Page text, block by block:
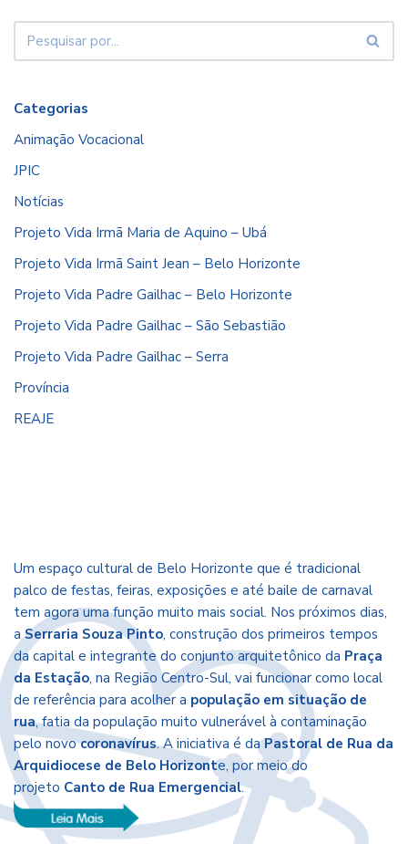
Categorias
Animação Vocacional
JPIC
Notícias
Projeto Vida Irmã Maria de Aquino – Ubá
Projeto Vida Irmã Saint Jean – Belo Horizonte
Projeto Vida Padre Gailhac – Belo Horizonte
Projeto Vida Padre Gailhac – São Sebastião
Projeto Vida Padre Gailhac – Serra
Província
REAJE
Um espaço cultural de Belo Horizonte que é tradicional
palco de festas, feiras, exposições e até baile de carnaval
tem agora uma função muito mais social. Nos próximos dias,
aSerraria Souza Pinto, construção dos primeiros tempos
da capital e integrante do conjunto arquitetônico da Praça
da Estação, na Região Centro-Sul, vai funcionar como local
de referência para acolher a população em situação de
rua, fatia da população muito vulnerável à contaminação
pelo novocoronavírus. A iniciativa é daPastoral de Rua da
Arquidiocese de Belo Horizonte, por meio do
projeto Canto de Rua Emergencial.